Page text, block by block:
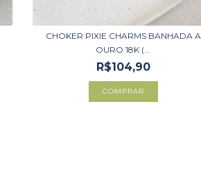
CHOKER PIXIE CHARMS BANHADA A
OURO 18K (...
R$104,90
COMPRAR